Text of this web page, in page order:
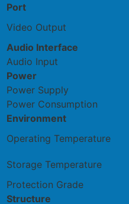
Port
Video Output
Audio Interface
Audio Input
Power
Power Supply
Power Consumption
Environment
Operating Temperature
Storage Temperature
Protection Grade
Structure